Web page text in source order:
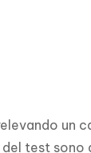
un
test